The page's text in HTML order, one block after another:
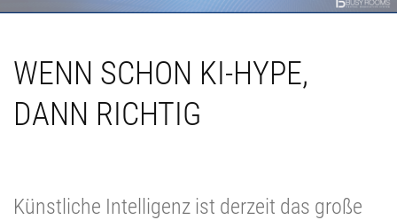
WENN SCHON KI-HYPE,
DANN RICHTIG
Künstliche Intelligenz ist derzeit das große